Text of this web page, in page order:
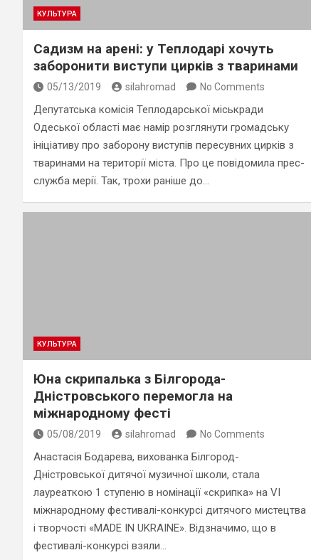
КУЛЬТУРА
Садизм на арені: у Теплодарі хочуть
заборонити виступи цирків з тваринами
05/13/2019 silahromad No Comments
Депутатська комісія Теплодарської міськради
Одеської області має намір розглянути громадську
ініціативу про заборону виступів пересувних цирків з
тваринами на території міста. Про це повідомила прес-
служба мерії. Так, трохи раніше до…
КУЛЬТУРА
Юна скрипалька з Білгорода-
Дністровського перемогла на
міжнародному фесті
05/08/2019 silahromad No Comments
Анастасія Бодарева, вихованка Білгород-
Дністровської дитячої музичної школи, стала
лауреаткою 1 ступеню в номінації «скрипка» на VI
міжнародному фестивалі-конкурсі дитячого мистецтва
і творчості «MADE IN UKRAINE». Відзначимо, що в
фестивалі-конкурсі взяли…